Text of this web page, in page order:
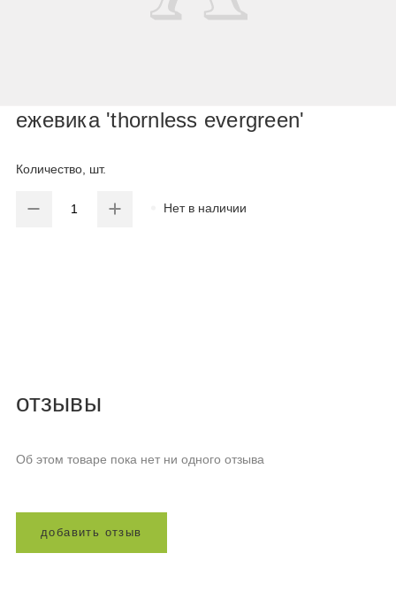
ежевика 'thornless evergreen'
Количество, шт.
Нет в наличии
отзывы
Об этом товаре пока нет ни одного отзыва
добавит ь отз ыв